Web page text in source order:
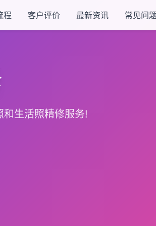
程 客户评价 最新资讯 常见问
生活照精修服务!